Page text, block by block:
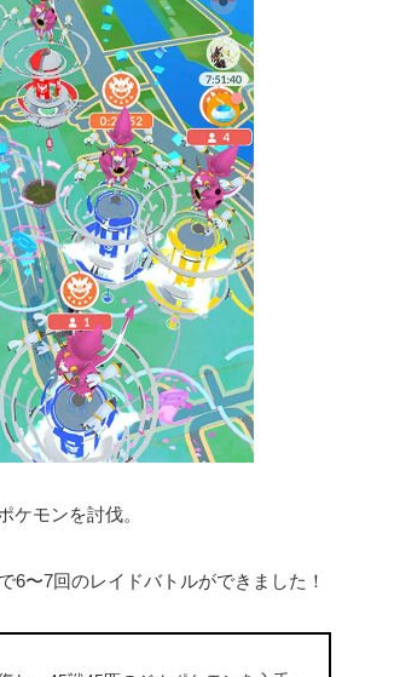
ケモンを討伐。
6〜7回のレイドバトルができました！